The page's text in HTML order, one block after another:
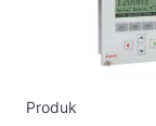
Produk